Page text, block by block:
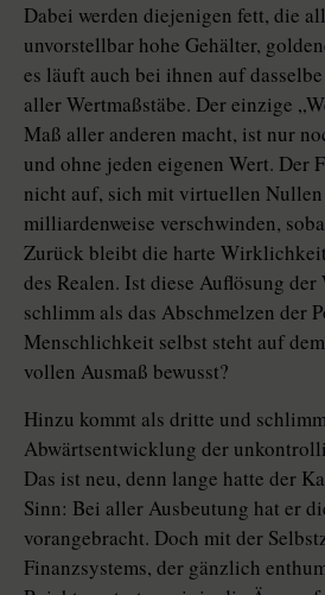
Dabei werden diejenigen fett, die
unvorstellbar hohe Gehälter,
es läuft auch bei ihnen auf
aller Wertmaßstäbe. Der einzige
Maß aller anderen macht, ist nur
und ohne jeden eigenen Wert. Der
nicht auf, sich mit virtuellen
milliardenweise verschwinden,
Zurück bleibt die harte
des Realen. Ist diese Auflösung der
schlimm als das Abschmelzen der
Menschlichkeit selbst steht auf
vollen Ausmaß bewusst?
Hinzu kommt als dritte und
Abwärtsentwicklung der
Das ist neu, denn lange hatte der
Sinn: Bei aller Ausbeutung hat er
vorangebracht. Doch mit der
Finanzsystems, der gänzlich